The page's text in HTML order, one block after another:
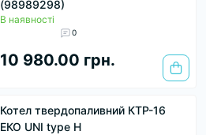
(98989298)
В наявності
0
10 980.00 грн.
Котел твердопаливний КТР-16
ЕКО UNI type H